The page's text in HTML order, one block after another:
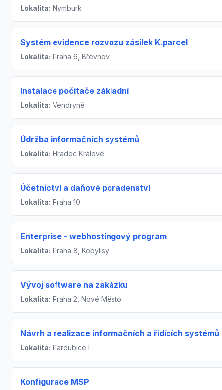
Lokalita: Nymburk
Systém evidence rozvozu zásilek K.parcel
Lokalita: Praha 6, Břevnov
Instalace počítače základní
Lokalita: Vendryně
Údržba informačních systémů
Lokalita: Hradec Králové
Účetnictví a daňové poradenství
Lokalita: Praha 10
Enterprise - webhostingový program
Lokalita: Praha 8, Kobylisy
Vývoj software na zakázku
Lokalita: Praha 2, Nové Město
Návrh a realizace informačních a řídících systémů
Lokalita: Pardubice I
Konfigurace MSP